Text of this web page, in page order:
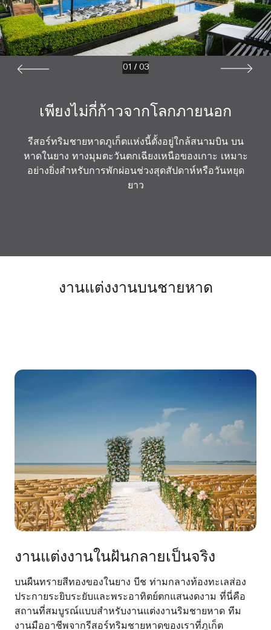
เพียงไม่กี่ก้าวจากโลกภายนอก
รีสอร์ทริมชายหาดภูเก็ตแห่งนี้ตั้งอยู่ใกล้สนามบิน บน
หาดในยาง ทางมุมตะวันตกเฉียงเหนือของเกาะ เหมาะ
อย่างยิ่งสำหรับการพักผ่อนช่วงสุดสัปดาห์หรือวันหยุด
ยาว
01 / 03
งานแต่งงานบนชายหาด
งานแต่งงานในฝันกลายเป็นจริง
บนผืนทรายสีทองของในยาง บีช ท่ามกลางท้องทะเลส่อง
ประกายระยิบระยับและพระอาทิตย์ตกแสนงดงาม ที่นี่คือ
สถานที่สมบูรณ์แบบสำหรับงานแต่งงานริมชายหาด ทีม
งานมืออาชีพจากรีสอร์ทริมชายหาดของเราที่ภูเก็ต